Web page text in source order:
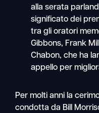
alla serata
significato dei
tra gli oratori
Gibbons, Frank
Chabon, che ha
appello per
Per molti anni la
condotta da Bill